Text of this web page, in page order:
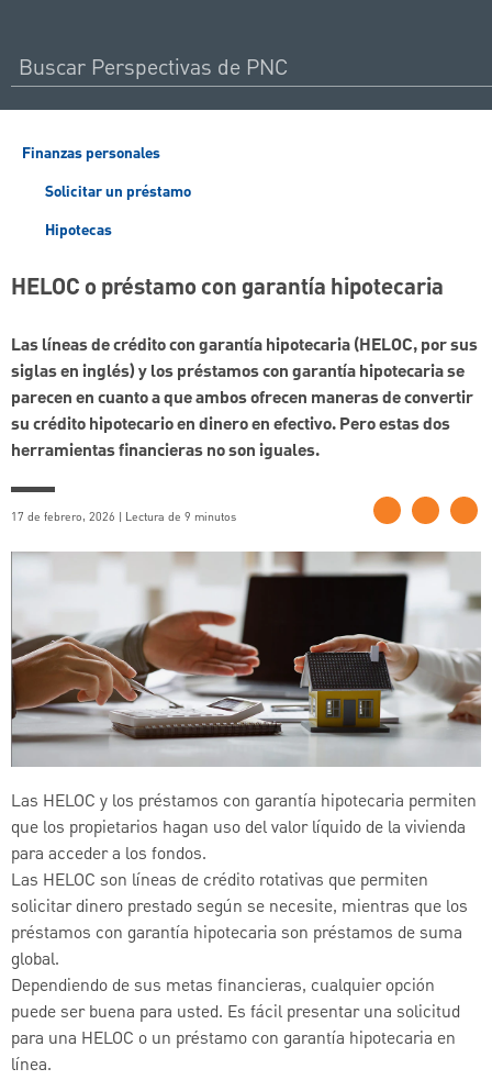
Finanzas personales
Solicitar un préstamo
Hipotecas
HELOC o préstamo con garantía hipotecaria
Las líneas de crédito con garantía hipotecaria (HELOC, por sus
siglas en inglés) y los préstamos con garantía hipotecaria se
parecen en cuanto a que ambos ofrecen maneras de convertir
su crédito hipotecario en dinero en efectivo. Pero estas dos
herramientas financieras no son iguales.
17 de febrero, 2026 | Lectura de 9 minutos
Las HELOC y los préstamos con garantía hipotecaria permiten
que los propietarios hagan uso del valor líquido de la vivienda
para acceder a los fondos.
Las HELOC son líneas de crédito rotativas que permiten
solicitar dinero prestado según se necesite, mientras que los
préstamos con garantía hipotecaria son préstamos de suma
global.
Dependiendo de sus metas financieras, cualquier opción
puede ser buena para usted. Es fácil presentar una solicitud
para una HELOC o un préstamo con garantía hipotecaria en
línea.